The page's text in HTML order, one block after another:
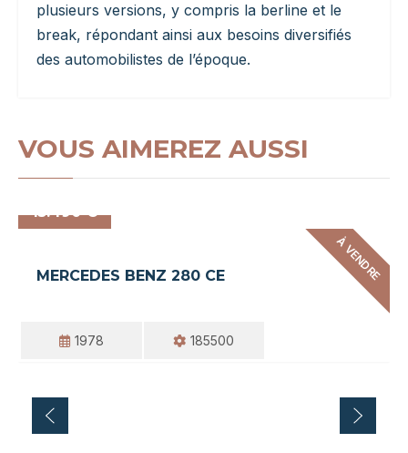
plusieurs versions, y compris la berline et le
break, répondant ainsi aux besoins diversifiés
des automobilistes de l’époque.
VOUS AIMEREZ AUSSI
À VENDRE
15.490 €
MERCEDES BENZ 280 CE
1978 185500